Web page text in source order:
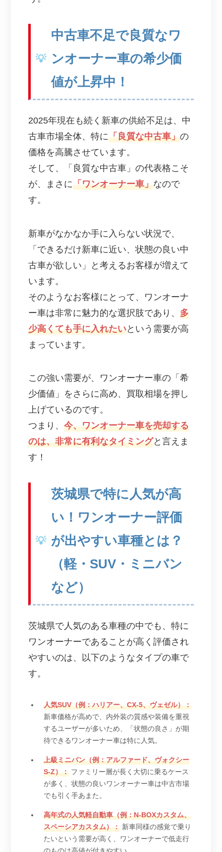
中古車不足で良質なワ
ンオーナー車の希少価
値が上昇中！
2025年現在も続く新車の供給不足は、中
古車市場全体、特に「良質な中古車」の
価格を高騰させています。
そして、「良質な中古車」の代表格こそ
が、まさに「ワンオーナー車」なので
す。
新車がなかなか手に入らない状況で、
「できるだけ新車に近い、状態の良い中
古車が欲しい」と考えるお客様が増えて
います。
そのようなお客様にとって、ワンオーナ
ー車は非常に魅力的な選択肢であり、 多
少高くても手に入れたいという需要が高
まっています。
この強い需要が、ワンオーナー車の「希
少価値」をさらに高め、買取相場を押し
上げているのです。
つまり、 今、ワンオーナー車を売却する
のは、非常に有利なタイミングと言えま
す！
茨城県で特に人気が高
い！ワンオーナー評価
が出やすい車種とは？
（軽・SUV・ミニバン
など）
茨城県で人気のある車種の中でも、特に
ワンオーナーであることが高く評価され
やすいのは、以下のようなタイプの車で
す。
人気SUV（例：ハリアー、CX-5、ヴェゼル）：
新車価格が高めで、内外装の質感や装備を重視
するユーザーが多いため、「状態の良さ」が期
待できるワンオーナー車は特に人気。
上級ミニバン（例：アルファード、ヴォクシー
S-Z）： ファミリー層が長く大切に乗るケース
が多く、状態の良いワンオーナー車は中古市場
でも引く手あまた。
高年式の人気軽自動車（例：N-BOXカスタム、
スペーシアカスタム）： 新車同様の感覚で乗り
たいという需要が高く、ワンオーナーで低走行